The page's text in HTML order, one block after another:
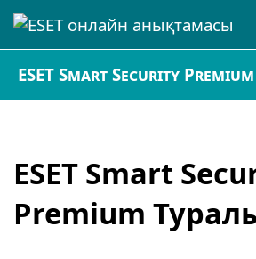
ESET Smart Security
ESET Smart
Premium